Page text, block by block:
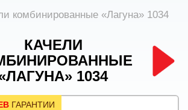
комбинированные «Лагуна» 1034
КАЧЕЛИ
1034
ГАРАНТИИ